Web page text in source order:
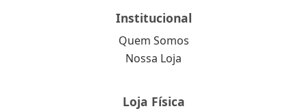
Institucional
Quem Somos
Nossa Loja
Loja Física